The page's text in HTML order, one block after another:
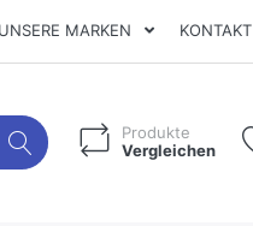
UNSERE MARKEN KONTAKT
Produkte
Vergleichen